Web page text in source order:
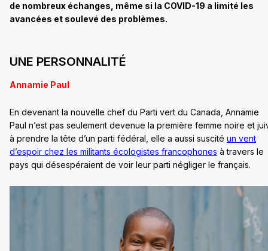
de nombreux échanges, même si la COVID-19 a limité les
avancées et soulevé des problèmes.
UNE PERSONNALITÉ
Annamie Paul
En devenant la nouvelle chef du Parti vert du Canada, Annamie
Paul n’est pas seulement devenue la première femme noire et
à prendre la tête d’un parti fédéral, elle a aussi suscité un vent
d’espoir chez les militants écologistes francophones à travers le
pays qui désespéraient de voir leur parti négliger le français.